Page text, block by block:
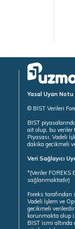
Yasal Uyarı Notu
© BİST Verileri
BIST
ait olup, bu veriler
Piyasası, Vadeli
dakika gecikmeli
Veri Sağlayıcı
*(Veriler
sağlanmaktadır)
Foreks tarafından
Vadeli İşlem ve
gecikmeli
korunmakta olup
BIST ismi altında